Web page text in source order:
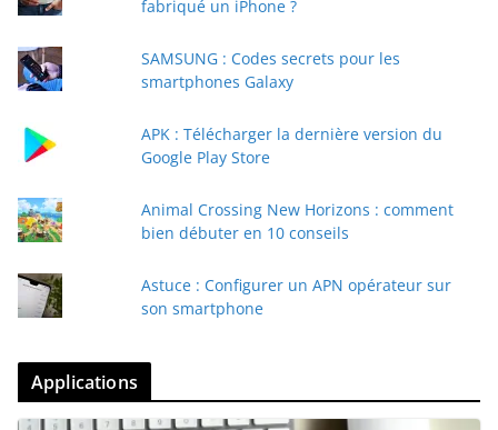
fabriqué un iPhone ?
SAMSUNG : Codes secrets pour les
smartphones Galaxy
APK : Télécharger la dernière version du
Google Play Store
Animal Crossing New Horizons : comment
bien débuter en 10 conseils
Astuce : Configurer un APN opérateur sur
son smartphone
Applications